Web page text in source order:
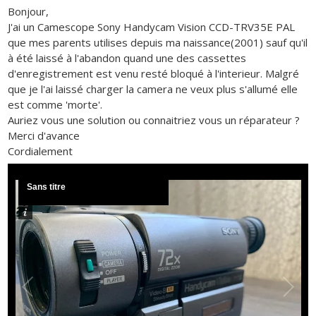
Bonjour,
J'ai un Camescope Sony Handycam Vision CCD-TRV35E PAL
que mes parents utilises depuis ma naissance(2001) sauf qu'il
à été laissé à l'abandon quand une des cassettes
d'enregistrement est venu resté bloqué à l'interieur. Malgré
que je l'ai laissé charger la camera ne veux plus s'allumé elle
est comme 'morte'.
Auriez vous une solution ou connaitriez vous un réparateur ?
Merci d'avance
Cordialement
Sans titre